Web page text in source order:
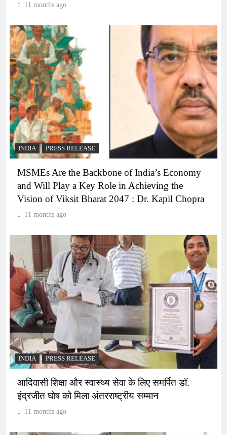
11 months ago
INDIA PRESS RELEASE
MSMEs Are the Backbone of India’s Economy
and Will Play a Key Role in Achieving the
Vision of Viksit Bharat 2047 : Dr. Kapil Chopra
11 months ago
INDIA PRESS RELEASE
आदिवासी शिक्षा और स्वास्थ्य सेवा के लिए समर्पित डॉ.
इंद्रजीत घोष को मिला अंतरराष्ट्रीय सम्मान
11 months ago